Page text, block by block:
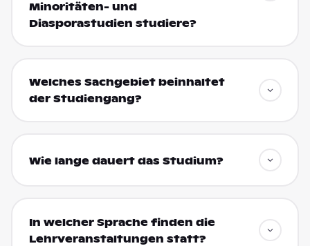
Minoritäten- und
Diasporastudien studiere?
Welches Sachgebiet beinhaltet
der Studiengang?
Wie lange dauert das Studium?
In welcher Sprache finden die
Lehrveranstaltungen statt?